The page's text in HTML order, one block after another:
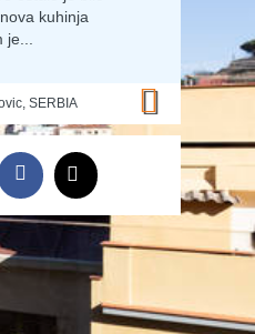
kuhinja
SERBIA